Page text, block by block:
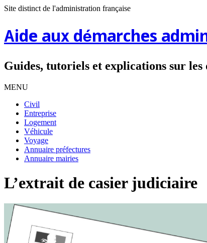
Site distinct de l'administration française
Aide aux démarches
Guides, tutoriels et explications sur
MENU
Civil
Entreprise
Logement
Véhicule
Voyage
Annuaire préfectures
Annuaire mairies
L’extrait de casier judiciaire